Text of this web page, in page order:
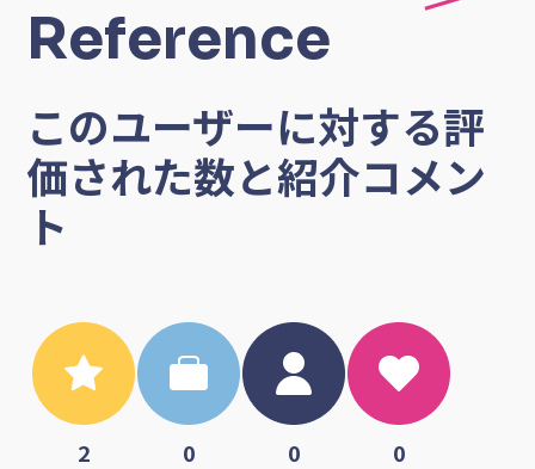
Reference
このユーザーに対する評
価された数と紹介コメン
ト
2 0 0 0